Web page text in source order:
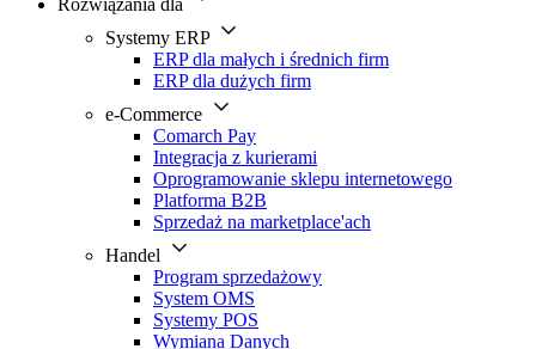
Rozwiązania dla
Systemy ERP
ERP dla małych i średnich firm
ERP dla dużych firm
e-Commerce
Comarch Pay
Integracja z kurierami
Oprogramowanie sklepu internetowego
Platforma B2B
Sprzedaż na marketplace'ach
Handel
Program sprzedażowy
System OMS
Systemy POS
Wymiana Danych